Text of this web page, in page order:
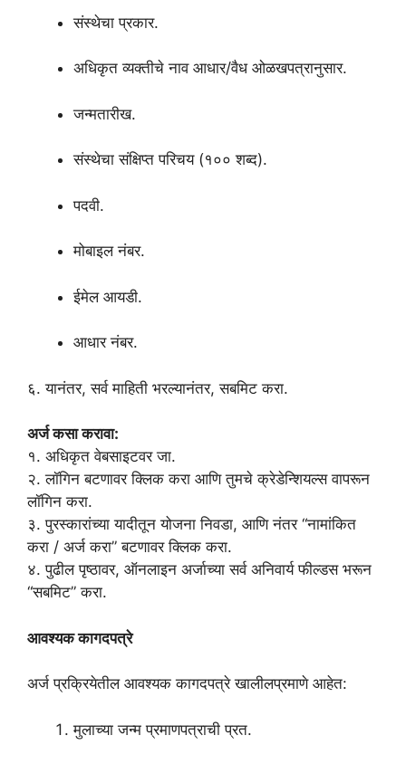
संस्थेचा प्रकार.
अधिकृत व्यक्तीचे नाव आधार/वैध ओळखपत्रानुसार.
जन्मतारीख.
संस्थेचा संक्षिप्त परिचय (१०० शब्द).
पदवी.
मोबाइल नंबर.
ईमेल आयडी.
आधार नंबर.
६. यानंतर, सर्व माहिती भरल्यानंतर, सबमिट करा.
अर्ज कसा करावा:
१. अधिकृत वेबसाइटवर जा.
२. लॉगिन बटणावर क्लिक करा आणि तुमचे क्रेडेन्शियल्स वापरून
लॉगिन करा.
३. पुरस्कारांच्या यादीतून योजना निवडा, आणि नंतर “नामांकित
करा / अर्ज करा” बटणावर क्लिक करा.
४. पुढील पृष्ठावर, ऑनलाइन अर्जाच्या सर्व अनिवार्य फील्डस भरून
“सबमिट” करा.
आवश्यक कागदपत्रे
अर्ज प्रक्रियेतील आवश्यक कागदपत्रे खालीलप्रमाणे आहेत:
मुलाच्या जन्म प्रमाणपत्राची प्रत.